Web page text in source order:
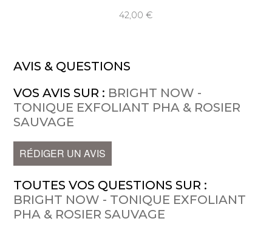
42,00
AVIS & QUESTIONS
VOS AVIS SUR : BRIGHT NOW -
TONIQUE EXFOLIANT PHA & ROSIER
SAUVAGE
RÉDIGER UN AVIS
TOUTES VOS QUESTIONS SUR :
BRIGHT NOW - TONIQUE EXFOLIANT
PHA & ROSIER SAUVAGE